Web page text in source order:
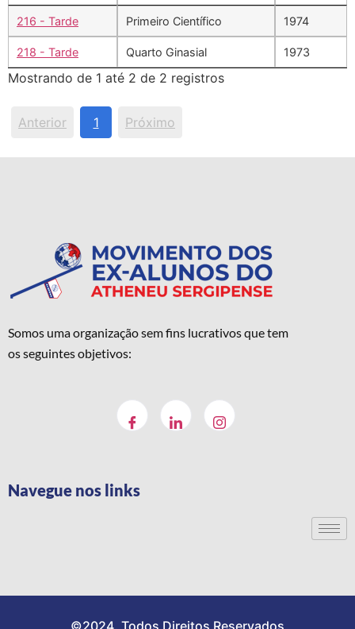
216 - Tarde Primeiro Científico 1974
218 - Tarde Quarto Ginasial 1973
Mostrando de 1 até 2 de 2 registros
Anterior 1 Próximo
Somos uma organização sem fins lucrativos que tem
os seguintes objetivos:
Navegue nos links
©2024. Todos Direitos Reservados